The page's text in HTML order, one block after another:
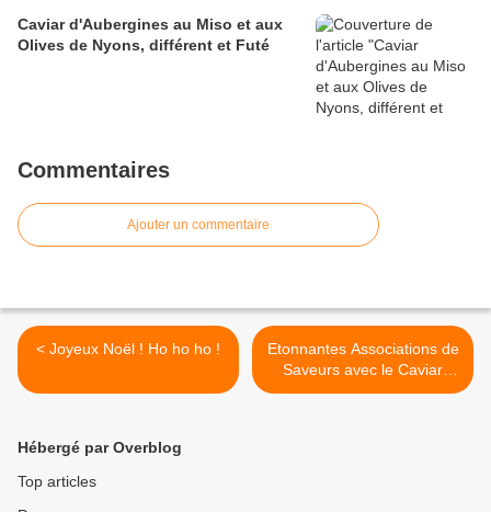
Caviar d'Aubergines au Miso et aux
Olives de Nyons, différent et Futé
Commentaires
Ajouter un commentaire
< Joyeux Noël ! Ho ho ho !
Etonnantes Associations de
Saveurs avec le Caviar
Comptoir de Neuvic
Hébergé par Overblog
Top articles